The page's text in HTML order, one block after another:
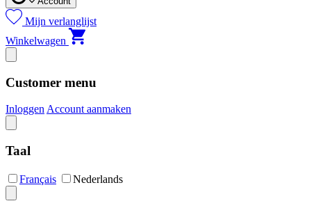
Mijn verlanglijst
Winkelwagen
Customer menu
InloggenAccount aanmaken
Taal
Français Nederlands